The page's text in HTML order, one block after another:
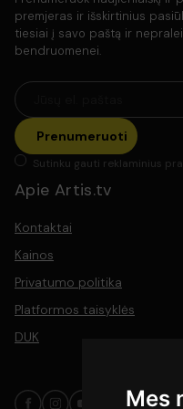
Mes
premjeras ir išskirtinius
tiesiai į savo paštą ir
bendruomenei.
Prenumeruoti
Sutinku gauti reklaminius
Apie Artis.tv
Kontaktai
Kainos
Privatumo politika
Platformos taisyklės
DUK